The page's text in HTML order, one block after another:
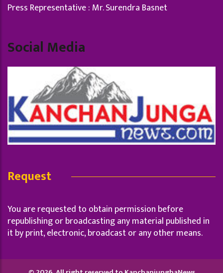
Press Representative : Mr. Surendra Basnet
Social Media
Request
You are requested to obtain permission before
republishing or broadcasting any material published in
it by print, electronic, broadcast or any other means.